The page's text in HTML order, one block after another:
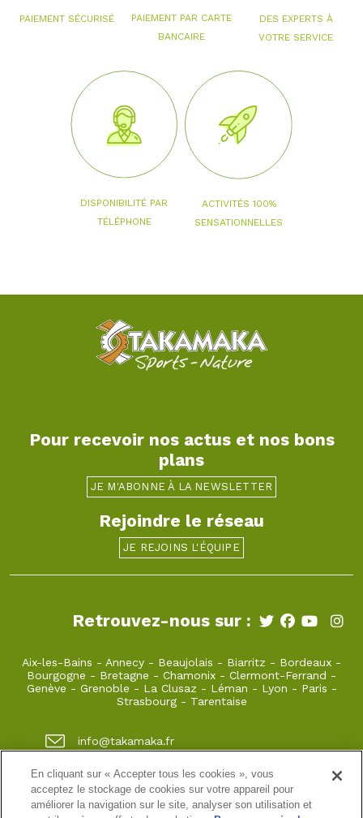
PAIEMENT SÉCURISÉ
PAIEMENT PAR CARTE
BANCAIRE
DES EXPERTS À
VOTRE SERVICE
DISPONIBILITÉ PAR
TÉLÉPHONE
ACTIVITÉS 100%
SENSATIONNELLES
Pour recevoir nos actus et nos bons
plans
JE M'ABONNE À LA NEWSLETTER
Rejoindre le réseau
JE REJOINS L'ÉQUIPE
Retrouvez-nous sur :
Aix-les-Bains - Annecy - Beaujolais - Biarritz - Bordeaux -
Bourgogne - Bretagne - Chamonix - Clermont-Ferrand -
Genève - Grenoble - La Clusaz - Léman - Lyon - Paris -
Strasbourg- Tarentaise
info@takamaka.fr
+33(0)4 50 45 60 61
23, Faubourg Sainte Claire 74000 Annecy
En cliquant sur « Accepter tous les cookies », vous
acceptez le stockage de cookies sur votre appareil pour
améliorer la navigation sur le site, analyser son utilisation et